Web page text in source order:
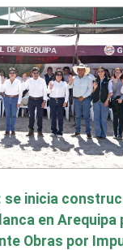
se inicia
en Arequipa
Obras por